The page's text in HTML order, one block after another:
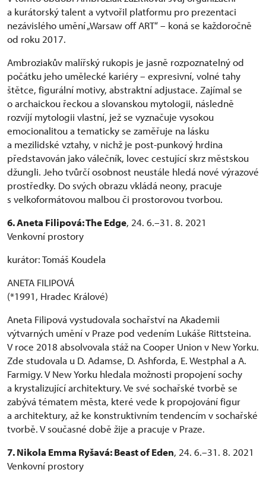
a kurátorský talent a vytvořil platformu pro prezentaci
nezávislého umění „Warsaw off ART“ – koná se každoročně
od roku 2017.
Ambroziakův malířský rukopis je jasně rozpoznatelný od
počátku jeho umělecké kariéry – expresivní, volné tahy
štětce, figurální motivy, abstraktní adjustace. Zajímal se
o archaickou řeckou a slovanskou mytologii, následně
rozvíjí mytologii vlastní, jež se vyznačuje vysokou
emocionalitou a tematicky se zaměřuje na lásku
a mezilidské vztahy, v nichž je post-punkový hrdina
představován jako válečník, lovec cestující skrz městskou
džungli. Jeho tvůrčí osobnost neustále hledá nové výrazové
prostředky. Do svých obrazu vkládá neony, pracuje
s velkoformátovou malbou či prostorovou tvorbou.
6. Aneta Filipová: The Edge, 24. 6.–31. 8. 2021
Venkovní prostory
kurátor: Tomáš Koudela
ANETA FILIPOVÁ
(*1991, Hradec Králové)
Aneta Filipová vystudovala sochařství na Akademii
výtvarných umění v Praze pod vedením Lukáše Rittsteina.
V roce 2018 absolvovala stáž na Cooper Union v New Yorku.
Zde studovala u D. Adamse, D. Ashforda, E. Westphal a A.
Farmigy. V New Yorku hledala možnosti propojení sochy
a krystalizující architektury. Ve své sochařské tvorbě se
zabývá tématem města, které vede k propojování figur
a architektury, až ke konstruktivním tendencím v sochařské
tvorbě. V současné době žije a pracuje v Praze.
7. Nikola Emma Ryšavá: Beast of Eden, 24. 6.–31. 8. 2021
Venkovní prostory